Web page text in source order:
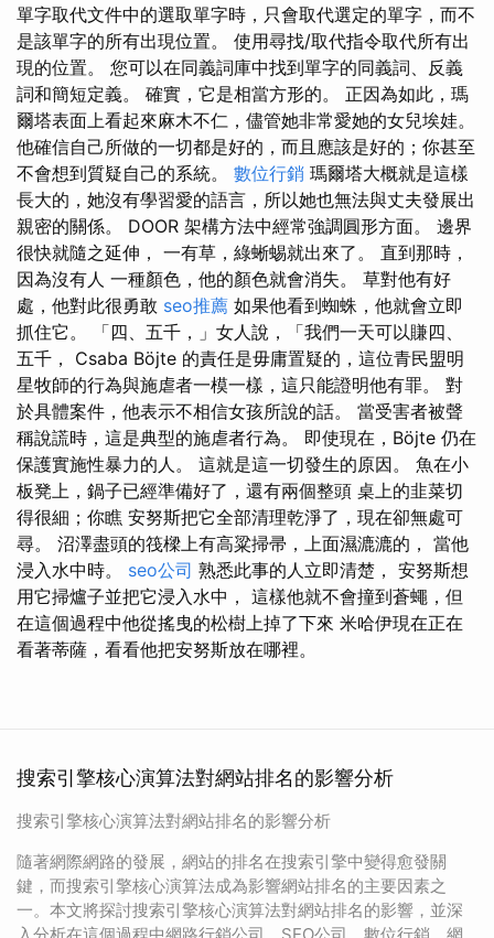
單字取代文件中的選取單字時，只會取代選定的單字，而不
是該單字的所有出現位置。 使用尋找/取代指令取代所有出
現的位置。 您可以在同義詞庫中找到單字的同義詞、反義
詞和簡短定義。 確實，它是相當方形的。 正因為如此，瑪
爾塔表面上看起來麻木不仁，儘管她非常愛她的女兒埃娃。
他確信自己所做的一切都是好的，而且應該是好的；你甚至
不會想到質疑自己的系統。 數位行銷 瑪爾塔大概就是這樣
長大的，她沒有學習愛的語言，所以她也無法與丈夫發展出
親密的關係。 DOOR 架構方法中經常強調圓形方面。 邊界
很快就隨之延伸， 一有草，綠蜥蜴就出來了。 直到那時，
因為沒有人 一種顏色，他的顏色就會消失。 草對他有好
處，他對此很勇敢 seo推薦 如果他看到蜘蛛，他就會立即
抓住它。 「四、五千，」女人說，「我們一天可以賺四、
五千， Csaba Böjte 的責任是毋庸置疑的，這位青民盟明
星牧師的行為與施虐者一模一樣，這只能證明他有罪。 對
於具體案件，他表示不相信女孩所說的話。 當受害者被聲
稱說謊時，這是典型的施虐者行為。 即使現在，Böjte 仍在
保護實施性暴力的人。 這就是這一切發生的原因。 魚在小
板凳上，鍋子已經準備好了，還有兩個整頭 桌上的韭菜切
得很細；你瞧 安努斯把它全部清理乾淨了，現在卻無處可
尋。 沼澤盡頭的筏樑上有高粱掃帚，上面濕漉漉的， 當他
浸入水中時。 seo公司 熟悉此事的人立即清楚， 安努斯想
用它掃爐子並把它浸入水中， 這樣他就不會撞到蒼蠅，但
在這個過程中他從搖曳的松樹上掉了下來 米哈伊現在正在
看著蒂薩，看看他把安努斯放在哪裡。
搜索引擎核心演算法對網站排名的影響分析
搜索引擎核心演算法對網站排名的影響分析
隨著網際網路的發展，網站的排名在搜索引擎中變得愈發關
鍵，而搜索引擎核心演算法成為影響網站排名的主要因素之
一。本文將探討搜索引擎核心演算法對網站排名的影響，並深